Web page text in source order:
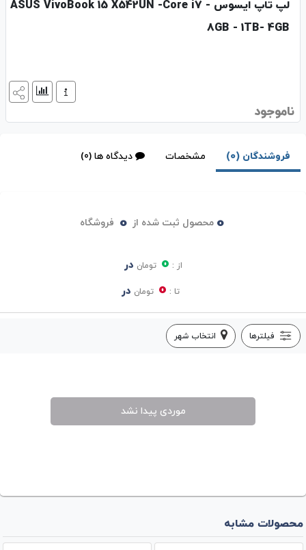
لپ تاپ ایسوس ASUS VivoBook 15 X542UN -Core i7 -
8GB - 1TB- 4GB
ناموجود
فروشندگان (0) مشخصات دیدگاه ها (0)
0 محصول ثبت شده از 0 فروشگاه
از : 0 تومان در
تا : 0 تومان در
فیلترها انتخاب شهر
موردی پیدا نشد
محصولات مشابه